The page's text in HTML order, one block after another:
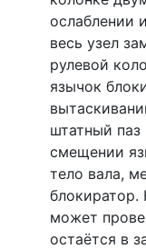
ослаблении
весь узел
рулевой
язычок
штатный паз
смещении
тело вала,
может
остаётся в